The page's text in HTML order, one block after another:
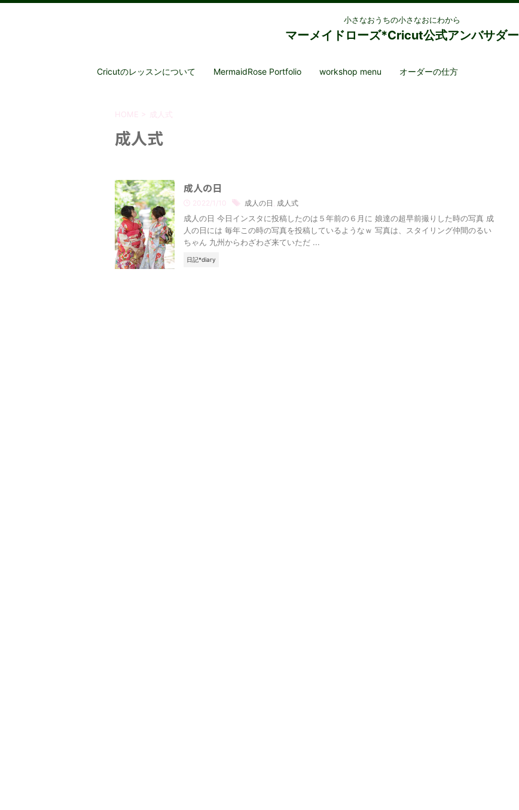
小さなおうちの小さなおにわから
マーメイドローズ*Cricut公式アンバサダー
Cricutのレッスンについて MermaidRose Portfolio workshop menu オーダーの仕方
HOME > 成人式
成人式
成人の日
2022/1/10 成人の日 成人式
成人の日 今日インスタに投稿したのは５年前の６月に 娘達の超早前撮りした時の写真 成
人の日には 毎年この時の写真を投稿しているようなｗ 写真は、スタイリング仲間のるい
ちゃん 九州からわざわざ来ていただ ...
日記*diary